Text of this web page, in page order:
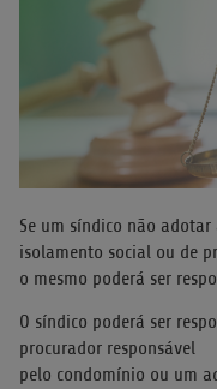
Se um síndico não adotar
isolamento social ou de
o mesmo poderá ser
O síndico poderá ser
procurador responsável
pelo condomínio ou um